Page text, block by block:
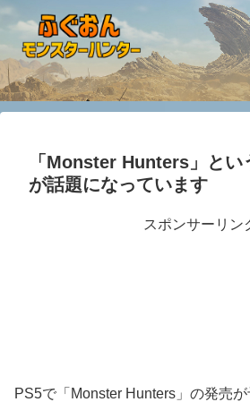
「Monster Hunters」とい
が話題になっています
スポンサーリン
PS5で「Monster Hunters」の発売